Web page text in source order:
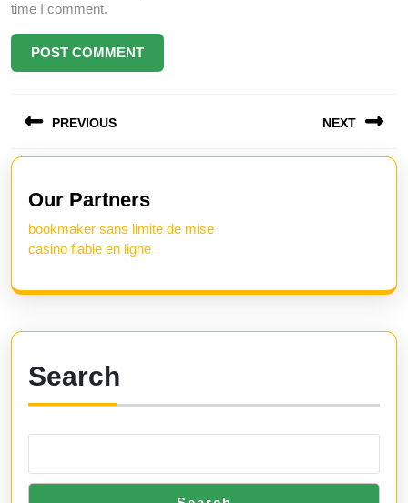
time I comment.
navigation
PREVIOUS
Previous
post:
NEXT
Our Partners
bookmaker sans limite de mise
casino fiable en ligne
Search